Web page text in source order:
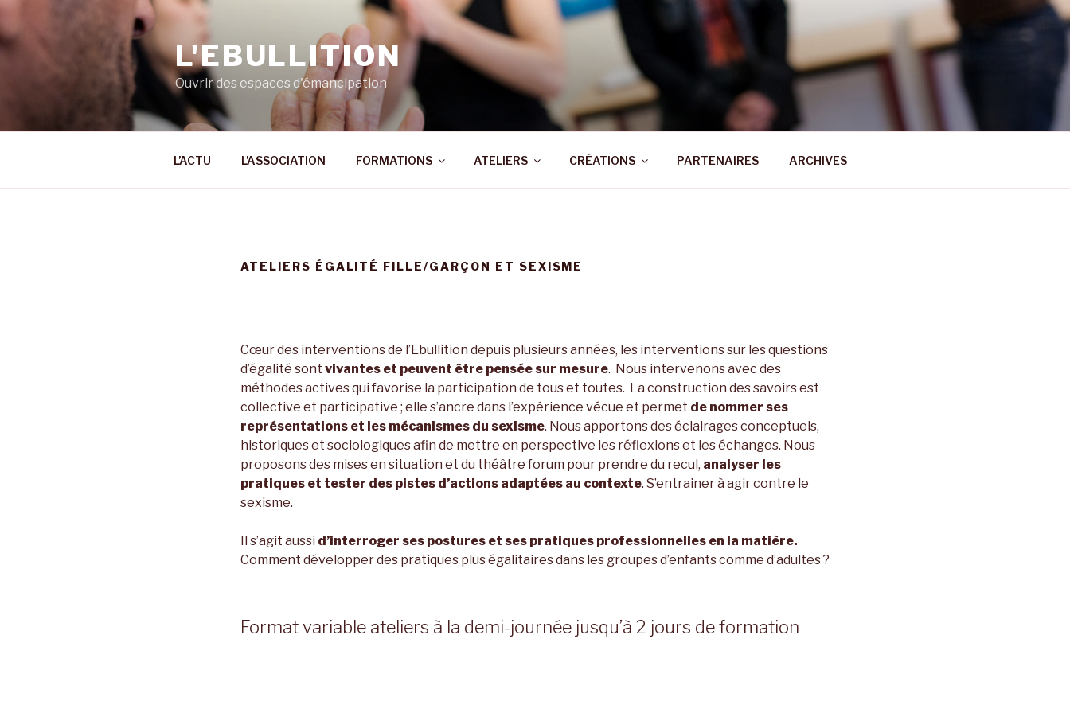
Aller
au
contenu
principal
L'EBULLITION
Ouvrir des espaces d'émancipation
L’ACTU L’ASSOCIATION FORMATIONS ATELIERS CRÉATIONS PARTENAIRES ARCHIVES
ATELIERS ÉGALITÉ FILLE/GARÇON ET SEXISME
Cœur des interventions de l’Ebullition depuis plusieurs années, les interventions sur les questions
d’égalité sont vivantes et peuvent être pensée sur mesure. Nous intervenons avec des
méthodes actives qui favorise la participation de tous et toutes. La construction des savoirs est
collective et participative ; elle s’ancre dans l’expérience vécue et permet de nommer ses
représentations et les mécanismes du sexisme. Nous apportons des éclairages conceptuels,
historiques et sociologiques afin de mettre en perspective les réflexions et les échanges. Nous
proposons des mises en situation et du théâtre forum pour prendre du recul, analyser les
pratiques et tester des pistes d’actions adaptées au contexte. S’entrainer à agir contre le
sexisme.
Il s’agit aussi d’interroger ses postures et ses pratiques professionnelles en la matière.
Comment développer des pratiques plus égalitaires dans les groupes d’enfants comme d’adultes ?
Format variable ateliers à la demi-journée jusqu’à 2 jours de formation